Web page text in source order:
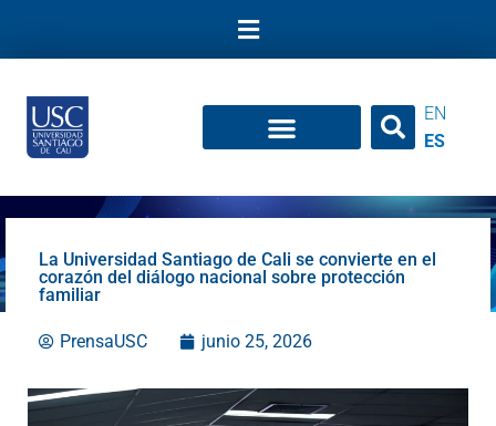
EN
ES
La Universidad Santiago de Cali se convierte en el
corazón del diálogo nacional sobre protección
familiar
PrensaUSC junio 25, 2026